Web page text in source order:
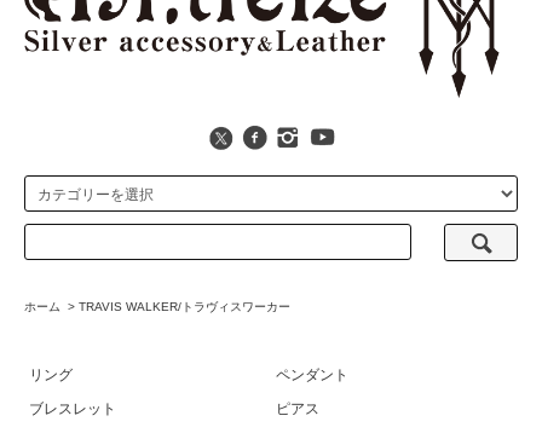
ホーム > TRAVIS WALKER/トラヴィスワーカー
リング
ペンダント
ブレスレット
ピアス